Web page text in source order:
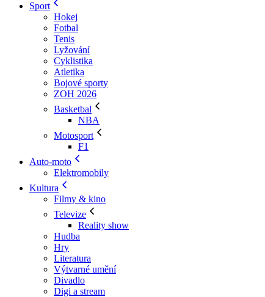
Sport
Hokej
Fotbal
Tenis
Lyžování
Cyklistika
Atletika
Bojové sporty
ZOH 2026
Basketbal
NBA
Motosport
F1
Auto-moto
Elektromobily
Kultura
Filmy & kino
Televize
Reality show
Hudba
Hry
Literatura
Výtvarné umění
Divadlo
Digi a stream